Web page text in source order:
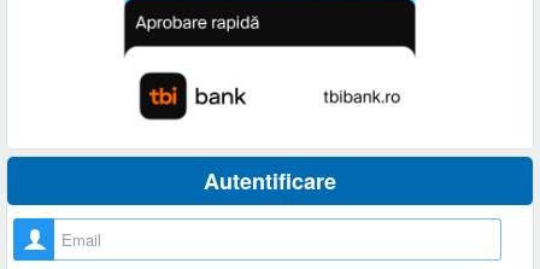
Autentificare
Nume utilizator